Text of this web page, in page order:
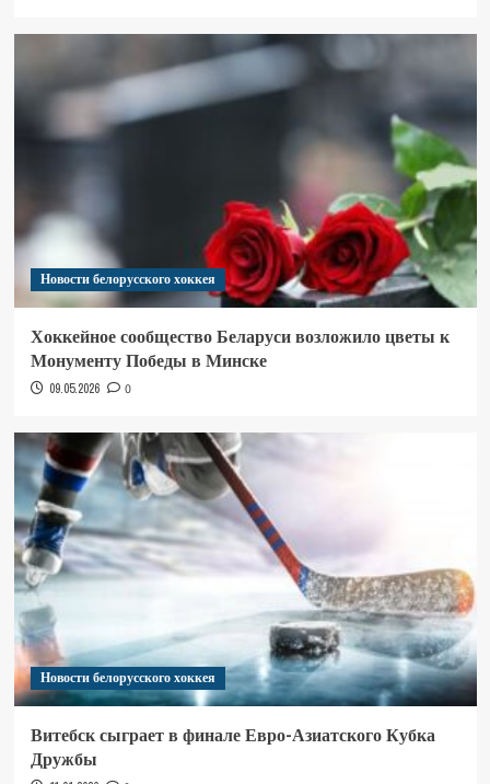
Новости белорусского хоккея
Хоккейное сообщество Беларуси возложило цветы к
Монументу Победы в Минске
09.05.2026 0
Новости белорусского хоккея
Витебск сыграет в финале Евро-Азиатского Кубка
Дружбы